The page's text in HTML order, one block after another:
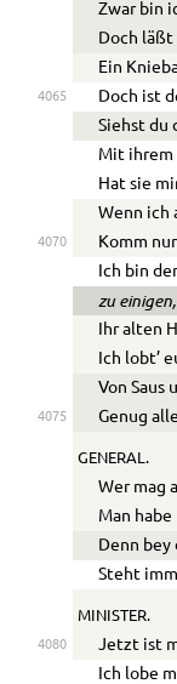
Zwar bin
Doch läßt
Ein
4065
Doch ist
Siehst du
Mit ihrem
Hat sie
Wenn ich
4070
Komm
Ich bin
zu
Ihr alten
Ich lobt’
Von Saus
4075 Genug
GENERAL.
Wer mag
Man
Denn bey
Steht
MINISTER.
4080
Jetzt ist
Ich lobe